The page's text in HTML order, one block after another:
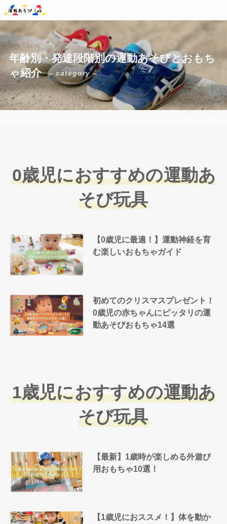
年齢別・発達段階別の運動あそびとおもち
ゃ紹介
– category –
0歳児におすすめの運動あ
そび玩具
【0歳児に最適！】運動神経を育
む楽しいおもちゃガイド
初めてのクリスマスプレゼント！
0歳児の赤ちゃんにピッタリの運
動あそびおもちゃ14選
1歳児におすすめの運動あ
そび玩具
【最新】1歳時が楽しめる外遊び
用おもちゃ10選！
【1歳児におススメ！】体を動か